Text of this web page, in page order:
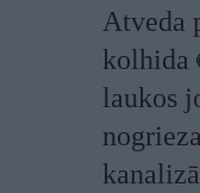
Atveda
kolhida
laukos